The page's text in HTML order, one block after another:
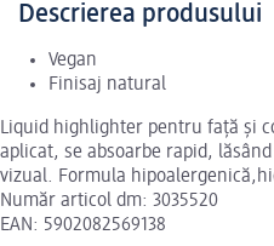
Descrierea produsului
Vegan
Finisaj natural
Liquid highlighter pentru față și
aplicat, se absoarbe rapid,
vizual. Formula
Număr articol dm: 3035520
EAN: 5902082569138